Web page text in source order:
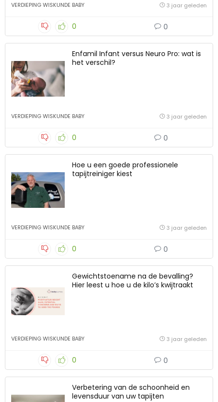
VERDIEPING WISKUNDE BABY 3 jaar geleden
0 0
Enfamil Infant versus Neuro Pro: wat is
het verschil?
VERDIEPING WISKUNDE BABY 3 jaar geleden
0 0
Hoe u een goede professionele
tapijtreiniger kiest
VERDIEPING WISKUNDE BABY 3 jaar geleden
0 0
Gewichtstoename na de bevalling?
Hier leest u hoe u de kilo’s kwijtraakt
VERDIEPING WISKUNDE BABY 3 jaar geleden
0 0
Verbetering van de schoonheid en
levensduur van uw tapijten